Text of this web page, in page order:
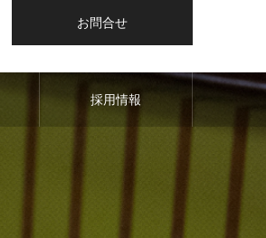
お問合せ
採用情報